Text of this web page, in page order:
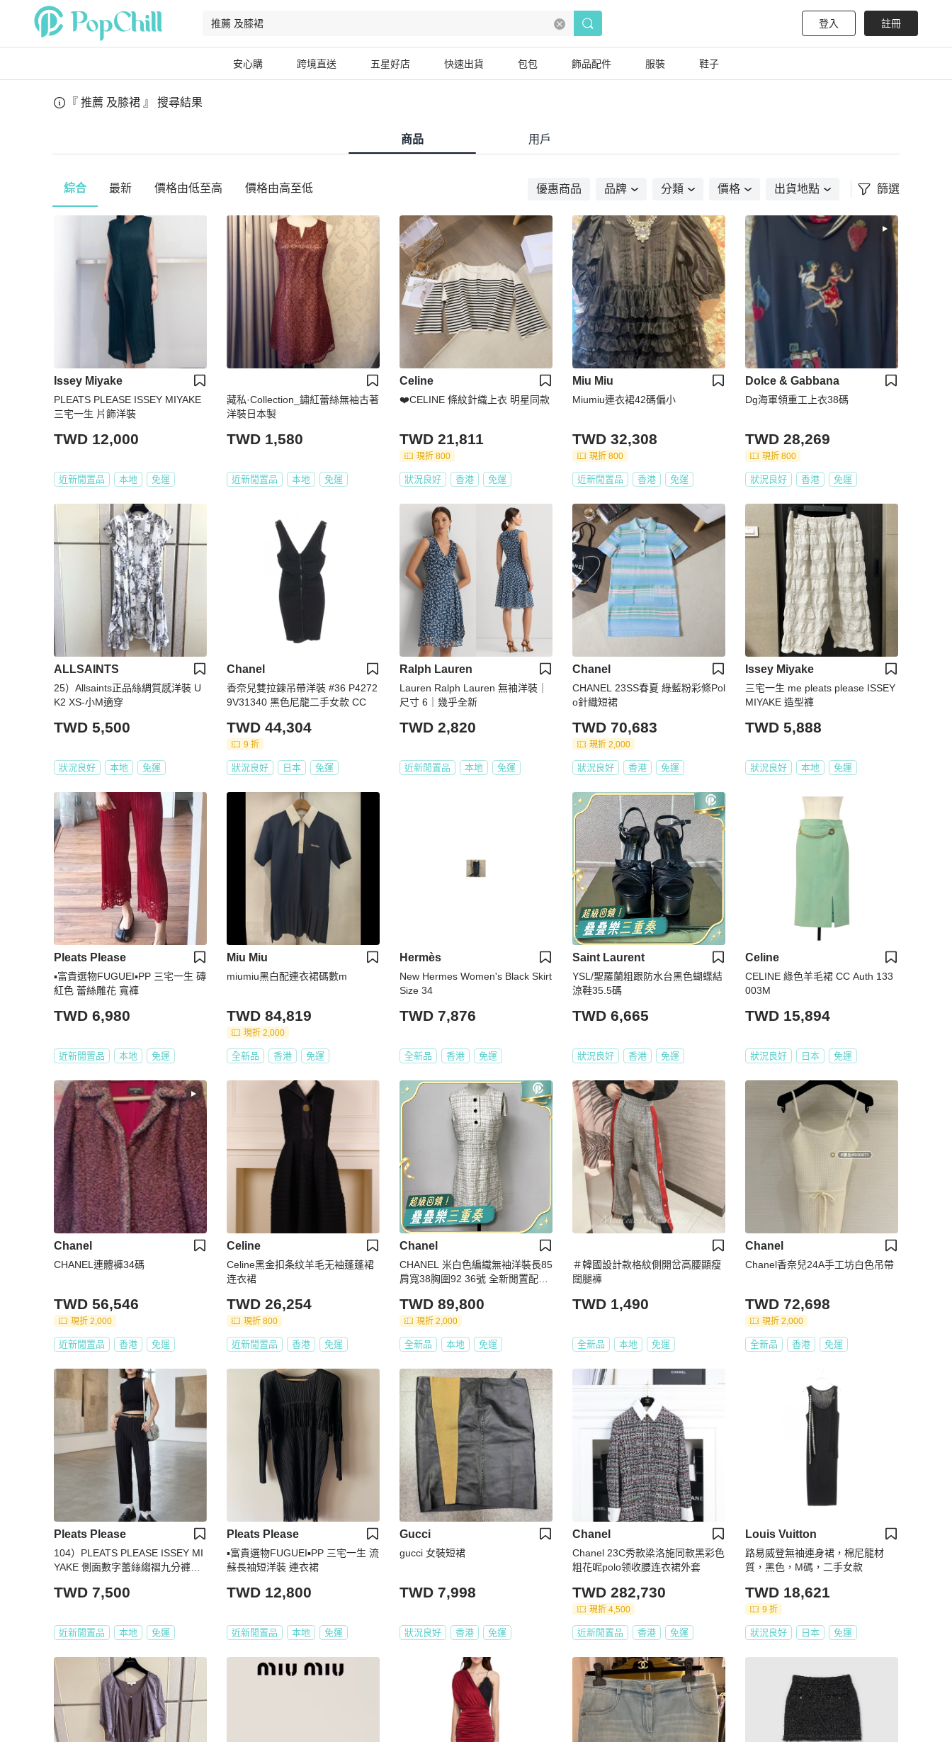
登入 註冊
安心購 跨境直送 五星好店 快速出貨 包包 飾品配件 服裝 鞋子
『 推薦 及膝裙 』 搜尋結果
商品 用戶
綜合 最新 價格由低至高 價格由高至低 優惠商品 品牌 分類 價格 出貨地點 篩選
Issey Miyake
PLEATS PLEASE ISSEY MIYAKE
三宅一生 片飾洋裝
TWD 12,000
近新閒置品 本地 免運
藏私·Collection_鏽紅蕾絲無袖古著
洋裝日本製
TWD 1,580
近新閒置品 本地 免運
Celine
❤️CELINE 條紋針織上衣 明星同款
TWD 21,811
現折 800
狀況良好 香港 免運
Miu Miu
Miumiu連衣裙42碼偏小
TWD 32,308
現折 800
近新閒置品 香港 免運
Dolce & Gabbana
Dg海軍領重工上衣38碼
TWD 28,269
現折 800
狀況良好 香港 免運
ALLSAINTS
25）Allsaints正品絲綢質感洋裝 U
K2 XS-小M適穿
TWD 5,500
狀況良好 本地 免運
Chanel
香奈兒雙拉鍊吊帶洋裝 #36 P4272
9V31340 黑色尼龍二手女款 CC
TWD 44,304
9 折
狀況良好 日本 免運
Ralph Lauren
Lauren Ralph Lauren 無袖洋裝｜
尺寸 6｜幾乎全新
TWD 2,820
近新閒置品 本地 免運
Chanel
CHANEL 23SS春夏 綠藍粉彩條Pol
o針織短裙
TWD 70,683
現折 2,000
狀況良好 香港 免運
Issey Miyake
三宅一生 me pleats please ISSEY
MIYAKE 造型褲
TWD 5,888
狀況良好 本地 免運
Pleats Please
▪️富貴選物FUGUEI▪️PP 三宅一生 磚
紅色 蕾絲雕花 寬褲
TWD 6,980
近新閒置品 本地 免運
Miu Miu
miumiu黑白配連衣裙碼數m
TWD 84,819
現折 2,000
全新品 香港 免運
Hermès
New Hermes Women's Black Skirt
Size 34
TWD 7,876
全新品 香港 免運
Saint Laurent
YSL/聖羅蘭粗跟防水台黑色蝴蝶結
涼鞋35.5碼
TWD 6,665
狀況良好 香港 免運
Celine
CELINE 綠色羊毛裙 CC Auth 133
003M
TWD 15,894
狀況良好 日本 免運
Chanel
CHANEL連體褲34碼
TWD 56,546
現折 2,000
近新閒置品 香港 免運
Celine
Celine黑金扣条纹羊毛无袖蓬蓬裙
连衣裙
TWD 26,254
現折 800
近新閒置品 香港 免運
Chanel
CHANEL 米白色編織無袖洋裝長85
肩寬38胸圍92 36號 全新閒置配件
TWD 89,800
現折 2,000
全新品 本地 免運
＃韓國設計款格紋側開岔高腰顯瘦
闊腿褲
TWD 1,490
全新品 本地 免運
Chanel
Chanel香奈兒24A手工坊白色吊帶
TWD 72,698
現折 2,000
全新品 香港 免運
Pleats Please
104）PLEATS PLEASE ISSEY MI
YAKE 側面數字蕾絲縐褶九分褲
TWD 7,500
近新閒置品 本地 免運
Pleats Please
▪️富貴選物FUGUEI▪️PP 三宅一生 流
蘇長袖短洋裝 連衣裙
TWD 12,800
近新閒置品 本地 免運
Gucci
gucci 女裝短裙
TWD 7,998
狀況良好 香港 免運
Chanel
Chanel 23C秀款梁洛施同款黑彩色
粗花呢polo领收腰连衣裙外套
TWD 282,730
現折 4,500
近新閒置品 香港 免運
Louis Vuitton
路易威登無袖連身裙，棉尼龍材
質，黑色，M碼，二手女款
TWD 18,621
9 折
狀況良好 日本 免運